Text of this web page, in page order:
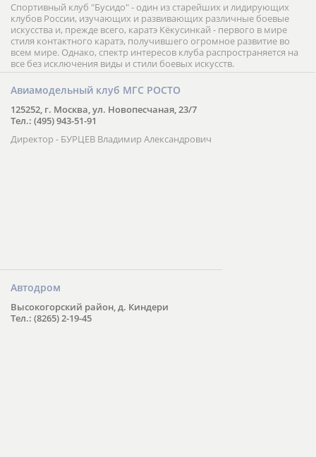
Спортивный клуб "Бусидо" - один из старейших и лидирующих
клубов России, изучающих и развивающих различные боевые
искусства и, прежде всего, каратэ Кёкусинкай - первого в мире
стиля контактного каратэ, получившего огромное развитие во
всем мире. Однако, спектр интересов клуба распространяется на
все без исключения виды и стили боевых искусств.
Авиамодельный клуб МГС РОСТО
125252, г. Москва, ул. Новопесчаная, 23/7
Тел.: (495) 943-51-91
Директор - БУРЦЕВ Владимир Александрович
Автодром
Высокогорский район, д. Киндери
Тел.: (8265) 2-19-45